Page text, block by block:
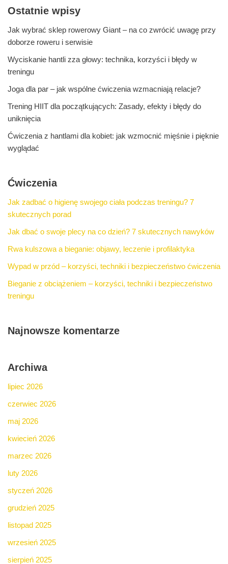
Ostatnie wpisy
Jak wybrać sklep rowerowy Giant – na co zwrócić uwagę przy
doborze roweru i serwisie
Wyciskanie hantli zza głowy: technika, korzyści i błędy w
treningu
Joga dla par – jak wspólne ćwiczenia wzmacniają relacje?
Trening HIIT dla początkujących: Zasady, efekty i błędy do
uniknięcia
Ćwiczenia z hantlami dla kobiet: jak wzmocnić mięśnie i pięknie
wyglądać
Ćwiczenia
Jak zadbać o higienę swojego ciała podczas treningu? 7
skutecznych porad
Jak dbać o swoje plecy na co dzień? 7 skutecznych nawyków
Rwa kulszowa a bieganie: objawy, leczenie i profilaktyka
Wypad w przód – korzyści, techniki i bezpieczeństwo ćwiczenia
Bieganie z obciążeniem – korzyści, techniki i bezpieczeństwo
treningu
Najnowsze komentarze
Archiwa
lipiec 2026
czerwiec 2026
maj 2026
kwiecień 2026
marzec 2026
luty 2026
styczeń 2026
grudzień 2025
listopad 2025
wrzesień 2025
sierpień 2025